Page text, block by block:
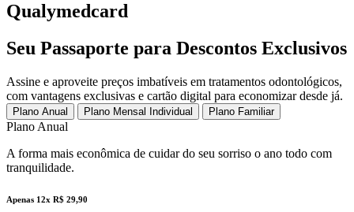
Qualymedcard
Seu Passaporte para Descontos Exclusivos
Assine e aproveite preços imbatíveis em tratamentos odontológicos,
com vantagens exclusivas e cartão digital para economizar desde já.
Plano Anual Plano Mensal Individual Plano Familiar
Plano Anual
A forma mais econômica de cuidar do seu sorriso o ano todo com
tranquilidade.
Apenas 12x R$ 29,90